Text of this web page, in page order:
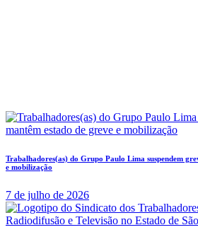
Trabalhadores(as) do Grupo Paulo Lima suspendem
e mobilização
7 de julho de 2026